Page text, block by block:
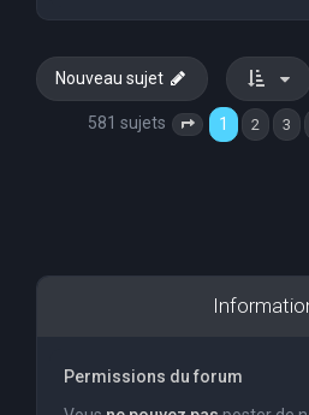
Nouveau sujet
581 sujets Page 1 sur 24
1 2 3
Permissions du forum